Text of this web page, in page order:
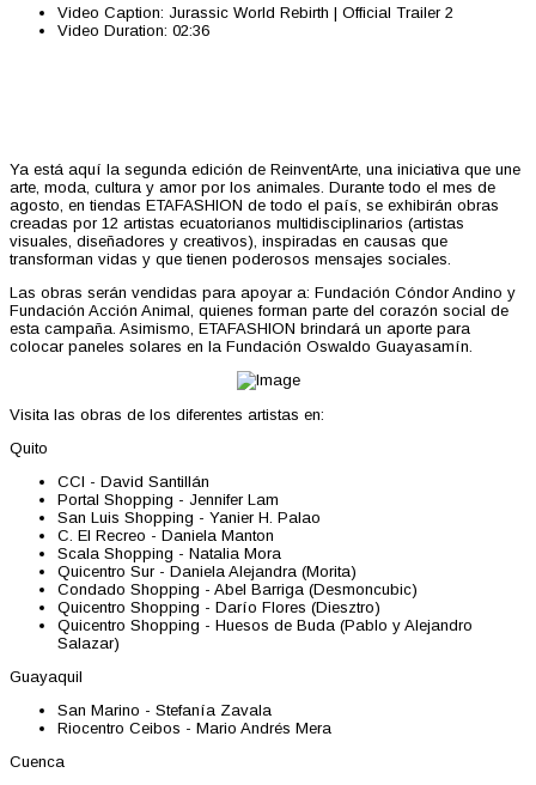
Video Caption: Jurassic World Rebirth | Official Trailer 2
Video Duration: 02:36
Ya está aquí la segunda edición de ReinventArte, una iniciativa que une
arte, moda, cultura y amor por los animales. Durante todo el mes de
agosto, en tiendas ETAFASHION de todo el país, se exhibirán obras
creadas por 12 artistas ecuatorianos multidisciplinarios (artistas
visuales, diseñadores y creativos), inspiradas en causas que
transforman vidas y que tienen poderosos mensajes sociales.
Las obras serán vendidas para apoyar a: Fundación Cóndor Andino y
Fundación Acción Animal, quienes forman parte del corazón social de
esta campaña. Asimismo, ETAFASHION brindará un aporte para
colocar paneles solares en la Fundación Oswaldo Guayasamín.
Visita las obras de los diferentes artistas en:
Quito
CCI - David Santillán
Portal Shopping - Jennifer Lam
San Luis Shopping - Yanier H. Palao
C. El Recreo - Daniela Manton
Scala Shopping - Natalia Mora
Quicentro Sur - Daniela Alejandra (Morita)
Condado Shopping - Abel Barriga (Desmoncubic)
Quicentro Shopping - Darío Flores (Diesztro)
Quicentro Shopping - Huesos de Buda (Pablo y Alejandro
Salazar)
Guayaquil
San Marino - Stefanía Zavala
Riocentro Ceibos - Mario Andrés Mera
Cuenca